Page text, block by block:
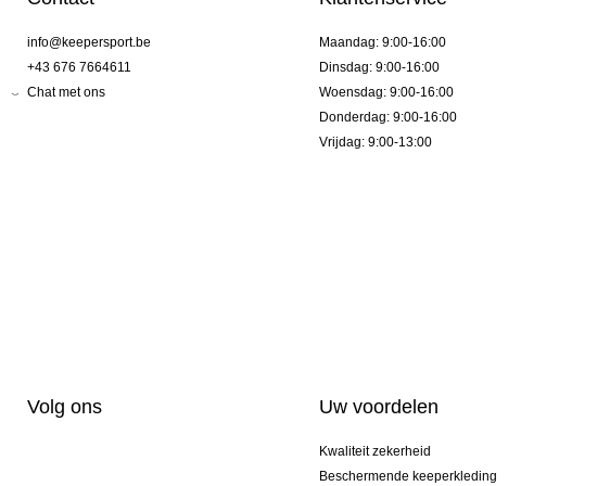
info@keepersport.be
+43 676 7664611
Chat met ons
Maandag: 9:00-16:00
Dinsdag: 9:00-16:00
Woensdag: 9:00-16:00
Donderdag: 9:00-16:00
Vrijdag: 9:00-13:00
Volg ons Uw voordelen
Kwaliteit zekerheid
Beschermende keeperkleding